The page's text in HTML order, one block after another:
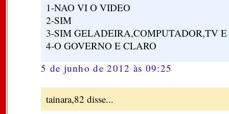
1-NAO VI O VIDEO
2-SIM
3-SIM GELADEIRA,COMPUTADOR,TV E
4-O GOVERNO E CLARO
5 de junho de 2012 às 09:25
tainara,82 disse...